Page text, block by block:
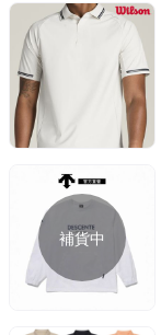
補貨中